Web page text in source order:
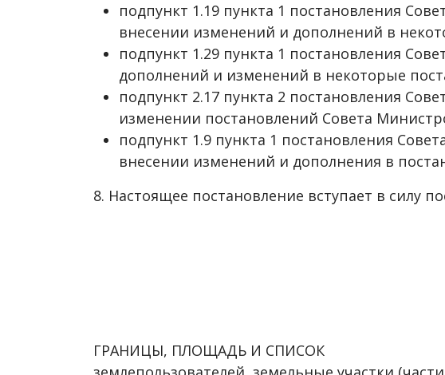
подпункт 1.19 пункта 1 постановления
внесении изменений и дополнений в
подпункт 1.29 пункта 1 постановления
дополнений и изменений в некоторые
подпункт 2.17 пункта 2 постановления
изменении постановлений Совета
подпункт 1.9 пункта 1 постановления
внесении изменений и дополнения в
8. Настоящее постановление вступает в силу
ГРАНИЦЫ, ПЛОЩАДЬ И СПИСОК